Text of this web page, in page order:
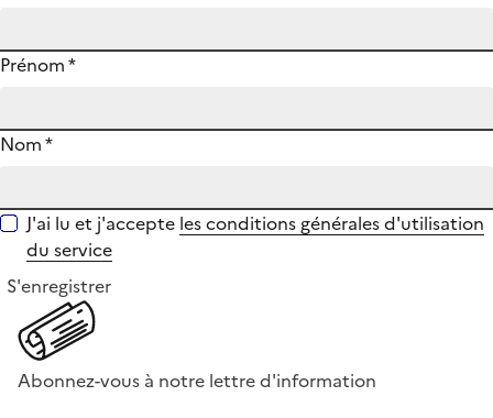
Prénom*
Nom*
J'ai lu et j'accepte les conditions générales d'utilisation
du service
S'enregistrer
Abonnez-vous à notre lettre d'information